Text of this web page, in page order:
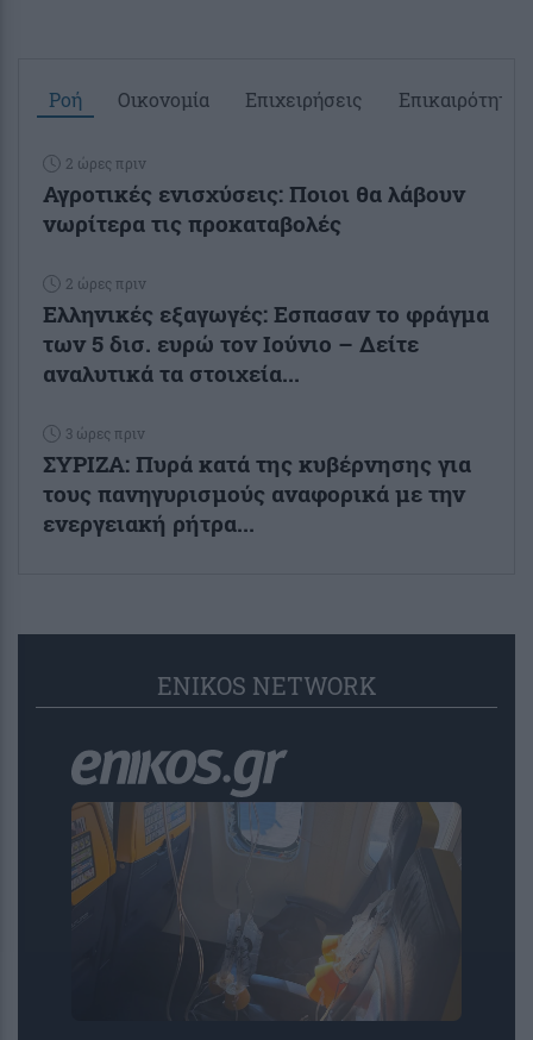
Ροή Οικονομία Επιχειρήσεις Επικαιρότητα
2 ώρες πριν
Αγροτικές ενισχύσεις: Ποιοι θα λάβουν
νωρίτερα τις προκαταβολές
2 ώρες πριν
Ελληνικές εξαγωγές: Εσπασαν το φράγμα
των 5 δισ. ευρώ τον Ιούνιο – Δείτε
αναλυτικά τα στοιχεία...
3 ώρες πριν
ΣΥΡΙΖΑ: Πυρά κατά της κυβέρνησης για
τους πανηγυρισμούς αναφορικά με την
ενεργειακή ρήτρα...
ENIKOS NETWORK